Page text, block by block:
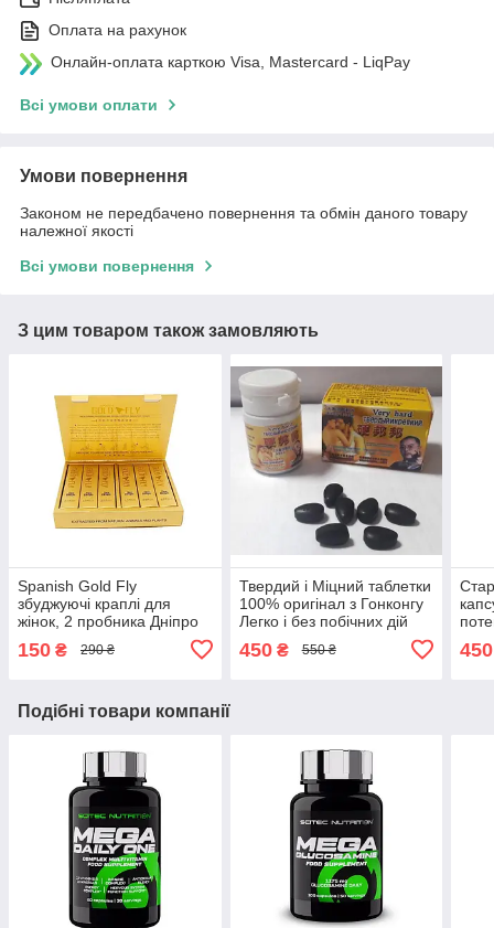
Оплата на рахунок
Онлайн-оплата карткою Visa, Mastercard - LiqPay
Всі умови оплати
Умови повернення
Законом не передбачено повернення та обмін даного товару
належної якості
Всі умови повернення
З цим товаром також замовляють
Spanish Gold Fly
збуджуючі краплі для
жінок, 2 пробника Дніпро
150 ₴ 290 ₴
Твердий і Міцний таблетки
100% оригінал з Гонконгу
Легко і без побічних дій
450₴ 550 ₴ 450
Подібні товари компанії